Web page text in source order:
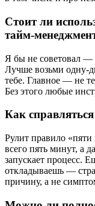
Стоит ли
тайм-
Я бы не советовал —
Лучше возьми одну-
тебе. Главное — не
Без этого любые
Как
Рулит правило
всего пять минут, а
запускает процесс.
откладываешь —
причину, а не